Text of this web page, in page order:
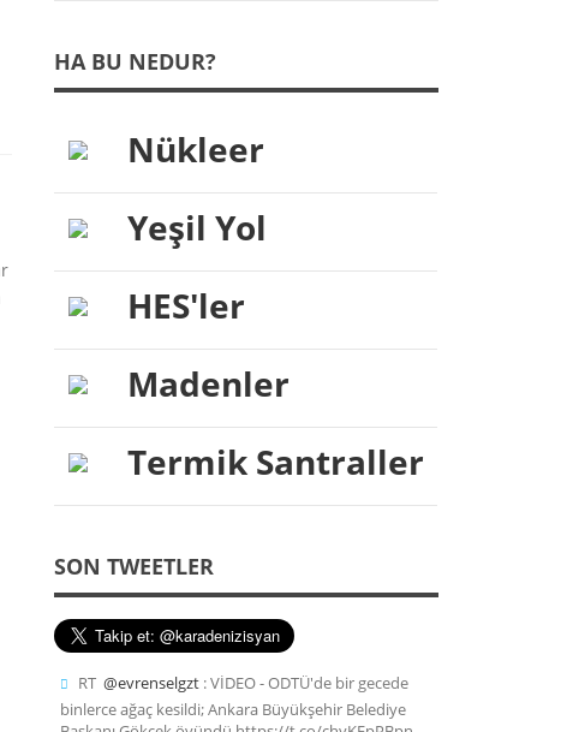
HA BU NEDUR?
Nükleer
Yeşil Yol
HES'ler
Madenler
Termik Santraller
SON TWEETLER
RT @evrenselgzt : VİDEO - ODTÜ'de bir gecede
binlerce ağaç kesildi; Ankara Büyükşehir Belediye